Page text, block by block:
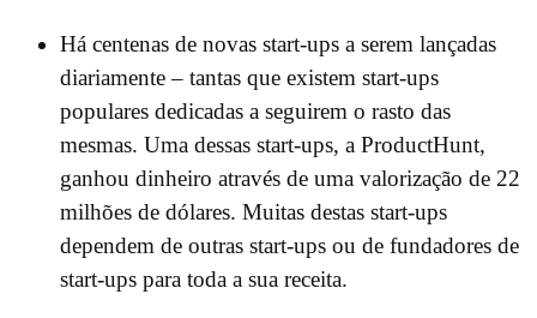
Há centenas de novas start-ups a serem lançadas
diariamente – tantas que existem start-ups
populares dedicadas a seguirem o rasto das
mesmas. Uma dessas start-ups, a ProductHunt,
ganhou dinheiro através de uma valorização de 22
milhões de dólares. Muitas destas start-ups
dependem de outras start-ups ou de fundadores de
start-ups para toda a sua receita.